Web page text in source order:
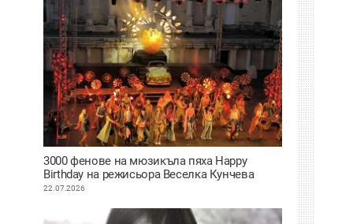
3000 фенове на мюзикъла пяха Happy
Birthday на режисьора Веселка Кунчева
22.07.2026